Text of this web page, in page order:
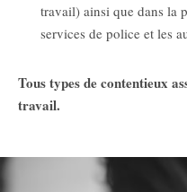
travail) ainsi que dans la
services de police et les
Tous types de contentieux
travail.